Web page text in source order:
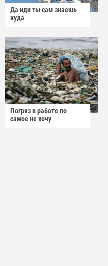
Да иди ты сам знаешь
куда
Погряз в работе по
самое не хочу